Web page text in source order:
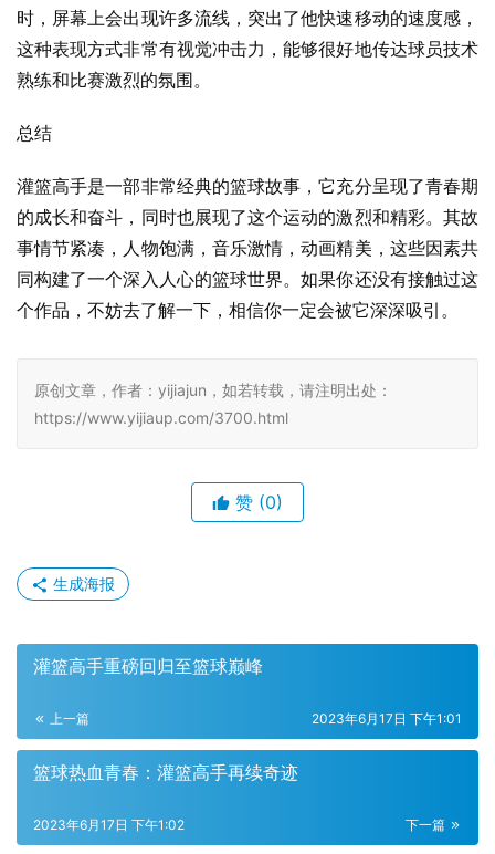
时，屏幕上会出现许多流线，突出了他快速移动的速度感，
这种表现方式非常有视觉冲击力，能够很好地传达球员技术
熟练和比赛激烈的氛围。
总结
灌篮高手是一部非常经典的篮球故事，它充分呈现了青春期
的成长和奋斗，同时也展现了这个运动的激烈和精彩。其故
事情节紧凑，人物饱满，音乐激情，动画精美，这些因素共
同构建了一个深入人心的篮球世界。如果你还没有接触过这
个作品，不妨去了解一下，相信你一定会被它深深吸引。
原创文章，作者：yijiajun，如若转载，请注明出处：
https://www.yijiaup.com/3700.html
赞 (0)
生成海报
灌篮高手重磅回归至篮球巅峰
上一篇 2023年6月17日 下午1:01
篮球热血青春：灌篮高手再续奇迹
下一篇
2023年6月17日 下午1:02